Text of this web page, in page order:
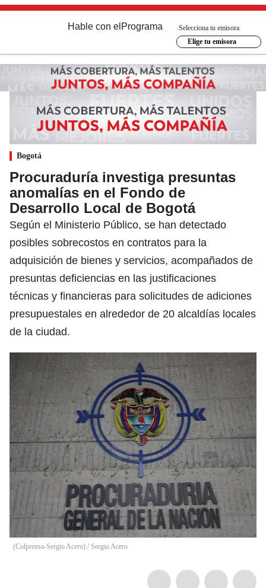
Hable con el Programa
Selecciona tu emisora
Elige tu emisora
Bogotá
Procuraduría investiga presuntas
anomalías en el Fondo de
Desarrollo Local de Bogotá
Según el Ministerio Público, se han detectado
posibles sobrecostos en contratos para la
adquisición de bienes y servicios, acompañados de
presuntas deficiencias en las justificaciones
técnicas y financieras para solicitudes de adiciones
presupuestales en alrededor de 20 alcaldías locales
de la ciudad.
(Colprensa-Sergio Acero) / Sergio Acero